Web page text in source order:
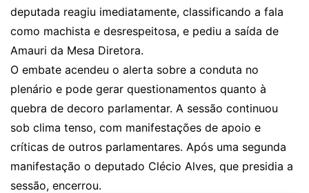
deputada reagiu imediatamente, classificando a fala
como machista e desrespeitosa, e pediu a saída de
Amauri da Mesa Diretora.
O embate acendeu o alerta sobre a conduta no
plenário e pode gerar questionamentos quanto à
quebra de decoro parlamentar. A sessão continuou
sob clima tenso, com manifestações de apoio e
críticas de outros parlamentares. Após uma segunda
manifestação o deputado Clécio Alves, que presidia a
sessão, encerrou.